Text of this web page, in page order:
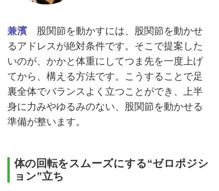
兼濱 股関節を動かすには、股関節を動かせ
るアドレスが絶対条件です。そこで提案した
いのが、かかと体重にしてつま先を一度上げ
てから、構える方法です。こうすることで足
裏全体でバランスよく立つことができ、上半
身に力みやゆるみのない、股関節を動かせる
準備が整います。
体の回転をスムーズにする“ゼロポジシ
ョン”立ち